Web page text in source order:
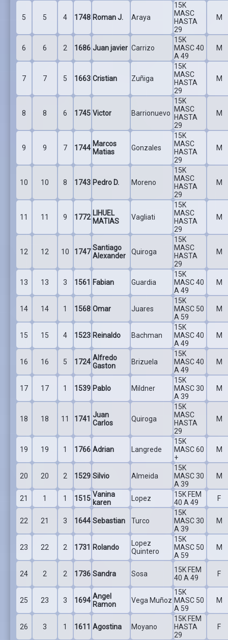
5 5 4 1748 Roman J. Araya
15K
MASC
HASTA
29
M
6 6 2 1686 Juan javier Carrizo
15K
MASC 40
A 49
M
7 7 5 1663 Cristian Zuñiga
15K
MASC
HASTA
29
M
8 8 6 1745 Victor Barrionuevo
15K
MASC
HASTA
29
M
9 9 7 1744 Marcos
Matias
Gonzales
15K
MASC
HASTA
29
M
10 10 8 1743 Pedro D. Moreno
15K
MASC
HASTA
29
M
11 11 9 1772 LIHUEL
MATIAS
Vagliati
15K
MASC
HASTA
29
M
12 12 10 1747 Santiago
Alexander
Quiroga
15K
MASC
HASTA
29
M
13 13 3 1561 Fabian Guardia
15K
MASC 40
A 49
M
14 14 1 1568 Omar Juares
15K
MASC 50
A 59
M
15 15 4 1523 Reinaldo Bachman
15K
MASC 40
A 49
M
16 16 5 1724 Alfredo
Gaston
Brizuela
15K
MASC 40
A 49
M
17 17 1 1539 Pablo Mildner
15K
MASC 30
A 39
M
18 18 11 1741 Juan
Carlos
Quiroga
15K
MASC
HASTA
29
M
19 19 1 1766 Adrian Langrede
15K
MASC 60
+
M
20 20 2 1529 Silvio Almeida
15K
MASC 30
A 39
M
21 1 1 1515 Vanina
karen
Lopez
15K FEM
40 A 49
F
22 21 3 1644 Sebastian Turco
15K
MASC 30
A 39
M
23 22 2 1731 Rolando
Lopez
Quintero
15K
MASC 50
A 59
M
24 2 2 1736 Sandra Sosa
15K FEM
40 A 49
F
25 23 3 1694 Angel
Ramon
Vega Muñoz
15K
MASC 50
A 59
M
26 3 1 1611 Agostina Moyano
15K FEM
HASTA
29
F